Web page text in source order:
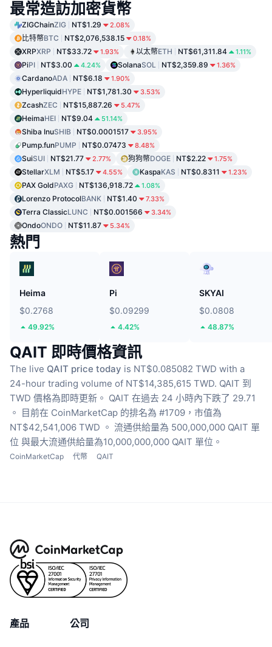
最常造訪加密貨幣
ZIGChainZIG NT$1.29 2.08%
比特幣BTC NT$2,076,538.15 0.18%
XRPXRP NT$33.72 1.93% 以太幣ETH NT$61,311.84 1.11%
PiPI NT$3.00 4.24% SolanaSOL NT$2,359.89 1.36%
CardanoADA NT$6.18 1.90%
HyperliquidHYPE NT$1,781.30 3.53%
ZcashZEC NT$15,887.26 5.47%
HeimaHEI NT$9.04 51.14%
Shiba InuSHIB NT$0.0001517 3.95%
Pump.funPUMP NT$0.07473 8.48%
SuiSUI NT$21.77 2.77% 狗狗幣DOGE NT$2.22 1.75%
StellarXLM NT$5.17 4.55% KaspaKAS NT$0.8311 1.23%
PAX GoldPAXG NT$136,918.72 1.08%
Lorenzo ProtocolBANK NT$1.40 7.33%
Terra ClassicLUNC NT$0.001566 3.34%
OndoONDO NT$11.87 5.34%
熱門
Heima
$0.2768
49.92%
Pi
$0.09299
4.42%
SKYAI
$0.0808
48.87%
QAIT 即時價格資訊
The live QAIT price today is NT$0.085082 TWD with a
24-hour trading volume of NT$14,385,615 TWD. QAIT 到
TWD 價格為即時更新。 QAIT 在過去 24 小時內下跌了 29.71
。
目前在 CoinMarketCap 的排名為 #1709，市值為
NT$42,541,006 TWD 。 流通供給量為 500,000,000 QAIT 單
位 與最大流通供給量為10,000,000,000 QAIT 單位。
CoinMarketCap 代幣 QAIT
產品 公司